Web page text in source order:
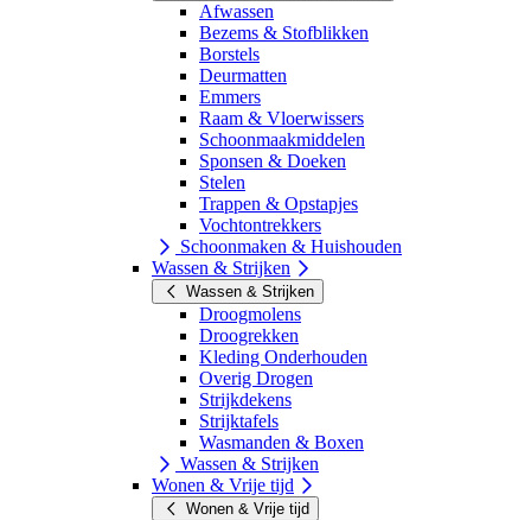
Afwassen
Bezems & Stofblikken
Borstels
Deurmatten
Emmers
Raam & Vloerwissers
Schoonmaakmiddelen
Sponsen & Doeken
Stelen
Trappen & Opstapjes
Vochtontrekkers
Schoonmaken & Huishouden
Wassen & Strijken
Wassen & Strijken
Droogmolens
Droogrekken
Kleding Onderhouden
Overig Drogen
Strijkdekens
Strijktafels
Wasmanden & Boxen
Wassen & Strijken
Wonen & Vrije tijd
Wonen & Vrije tijd